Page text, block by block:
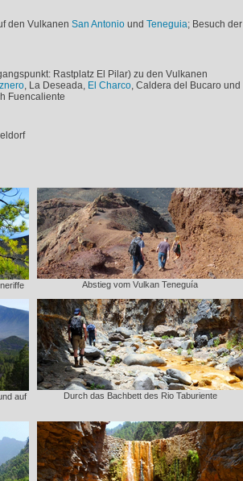
den Vulkanen San Antoniound Teneguia; Besuch der
Rastplatz El Pilar) zu den Vulkanen
, La Deseada, El Charco, Caldera del Bucaro und
Fuencaliente
Abstieg vom Vulkan Teneguía
auf
Durch das Bachbett des Rio Taburiente